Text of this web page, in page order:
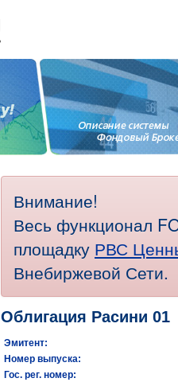
Внимание!
Весь функционал
площадку РВС
Внебиржевой Сети.
Облигация Расини 01
Эмитент:
Номер выпуска:
Гос. рег. номер: